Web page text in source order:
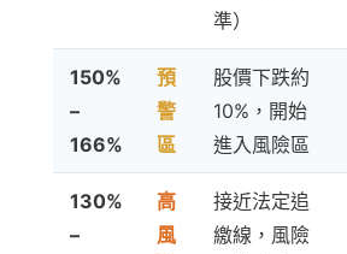
準）
150%
–
166%
預
警
區
股價下跌約
10%，開始
進入風險區
130%
–
高
風
接近法定追
繳線，風險